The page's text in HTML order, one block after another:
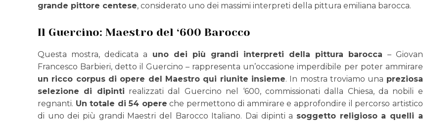
grande pittore centese, considerato uno dei massimi interpreti della pittura emiliana barocca.
Il Guercino: Maestro del ‘600 Barocco
Questa mostra, dedicata a uno dei più grandi interpreti della pittura barocca – Giovan
Francesco Barbieri, detto il Guercino – rappresenta un’occasione imperdibile per poter ammirare
un ricco corpus di opere del Maestro qui riunite insieme. In mostra troviamo una preziosa
selezione di dipinti realizzati dal Guercino nel ‘600, commissionati dalla Chiesa, da nobili e
regnanti. Un totale di 54 opere che permettono di ammirare e approfondire il percorso artistico
di uno dei più grandi Maestri del Barocco Italiano. Dai dipinti a soggetto religioso a quelli a